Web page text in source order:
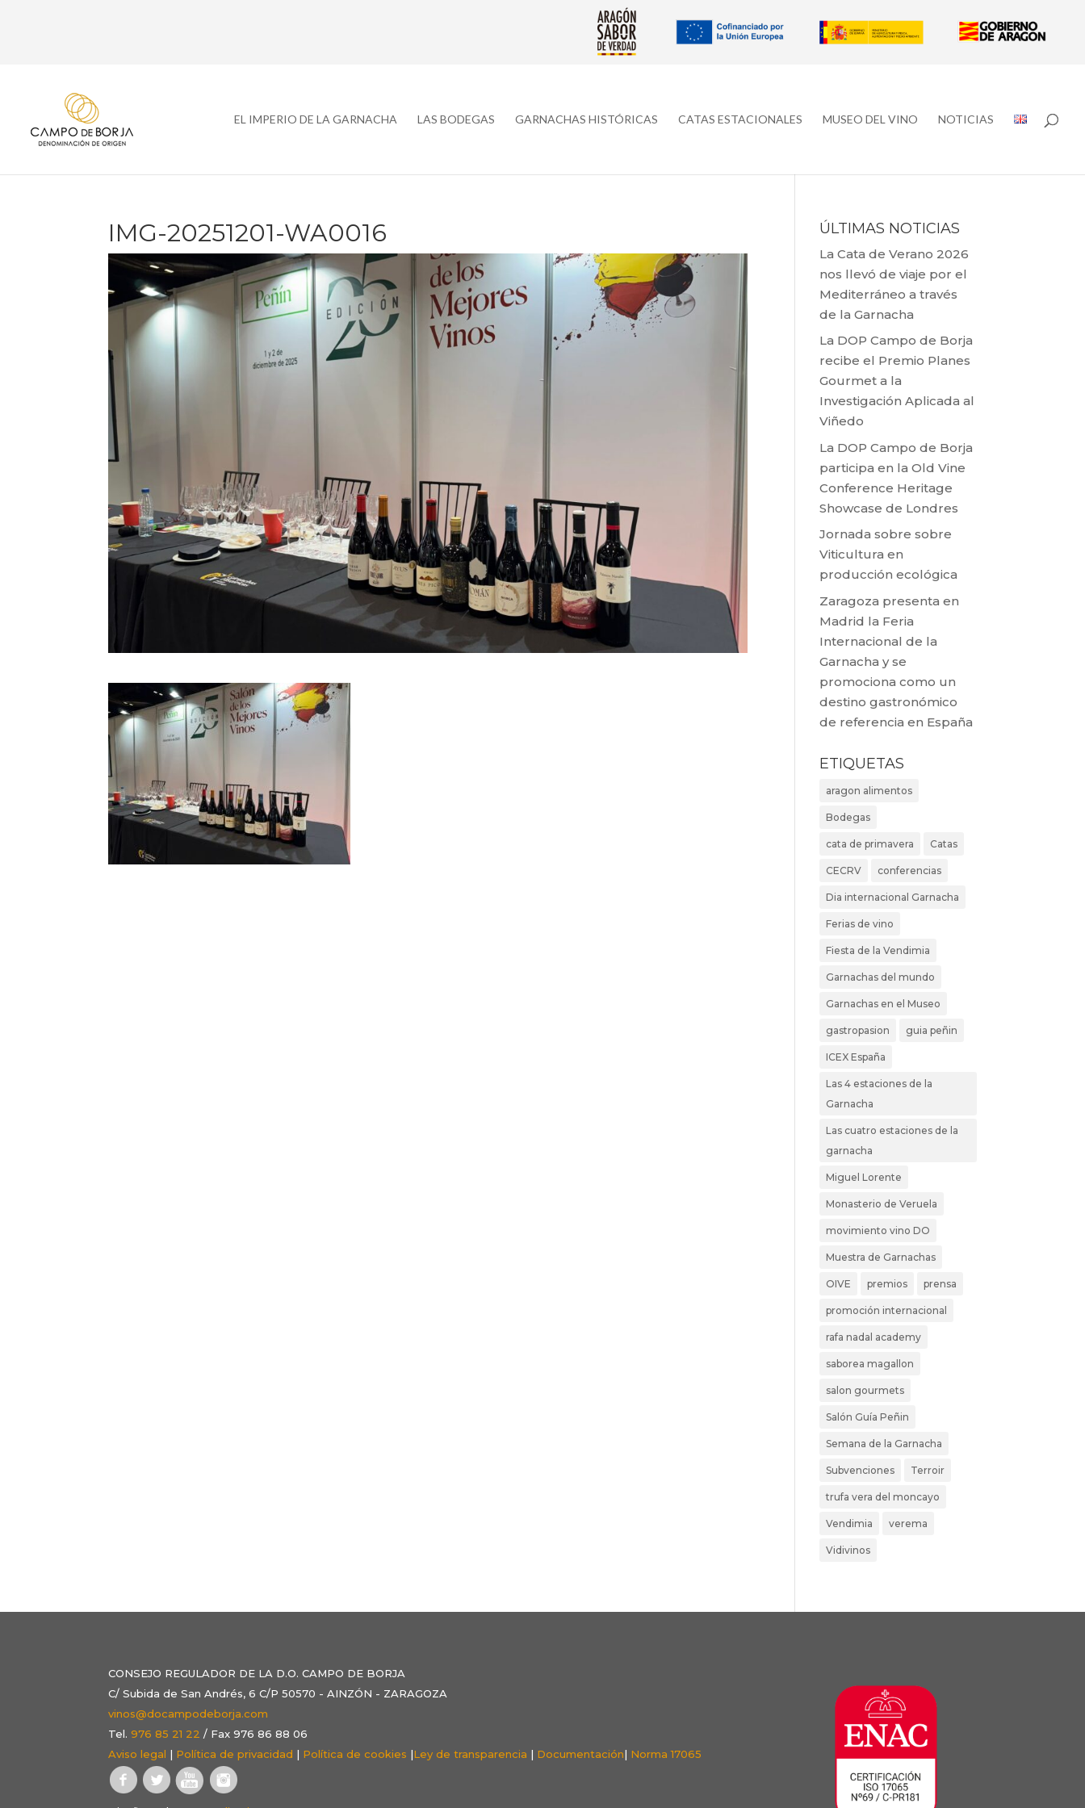
EL IMPERIO DE LA GARNACHA LAS BODEGAS GARNACHAS HISTÓRICAS CATAS ESTACIONALES MUSEO DEL VINO NOTICIAS
IMG-20251201-WA0016 ÚLTIMAS NOTICIAS
La Cata de Verano 2026
nos llevó de viaje por el
Mediterráneo a través
de la Garnacha
La DOP Campo de Borja
recibe el Premio Planes
Gourmet a la
Investigación Aplicada al
Viñedo
La DOP Campo de Borja
participa en la Old Vine
Conference Heritage
Showcase de Londres
Jornada sobre sobre
Viticultura en
producción ecológica
Zaragoza presenta en
Madrid la Feria
Internacional de la
Garnacha y se
promociona como un
destino gastronómico
de referencia en España
ETIQUETAS
aragon alimentos
Bodegas
cata de primavera Catas
CECRV conferencias
Dia internacional Garnacha
Ferias de vino
Fiesta de la Vendimia
Garnachas del mundo
Garnachas en el Museo
gastropasion guia peñin
ICEX España
Las 4 estaciones de la
Garnacha
Las cuatro estaciones de la
garnacha
Miguel Lorente
Monasterio de Veruela
movimiento vino DO
Muestra de Garnachas
OIVE premios prensa
promoción internacional
rafa nadal academy
saborea magallon
salon gourmets
Salón Guía Peñin
Semana de la Garnacha
Subvenciones Terroir
trufa vera del moncayo
Vendimia verema
Vidivinos
CONSEJO REGULADOR DE LA D.O. CAMPO DE BORJA
C/ Subida de San Andrés, 6 C/P 50570 - AINZÓN - ZARAGOZA
vinos@docampodeborja.com
Tel.976 85 21 22 / Fax 976 86 88 06
Aviso legal | Política de privacidad | Política de cookies |Ley de transparencia | Documentación| Norma 17065